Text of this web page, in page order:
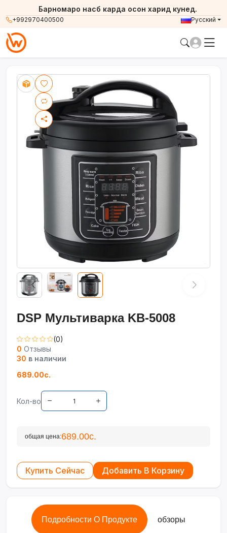
+992970400500
Барномаро насб карда осон харид кунед.
Русский
DSP Мультиварка KB-5008
(0)
0 Отзывы
30 в наличии
689.00с.
Кол-во
общая цена:689.00с.
Купить Сейчас Добавить В Корзину
Подробности О Продукте обзоры